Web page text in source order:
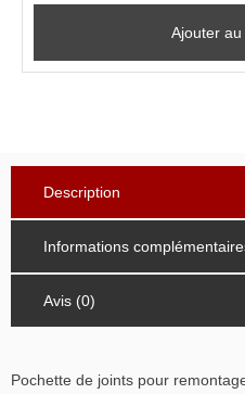
Ajouter
Description
Informations
Avis (0)
Pochette de joints pour